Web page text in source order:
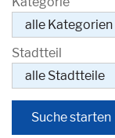
Stadtteil